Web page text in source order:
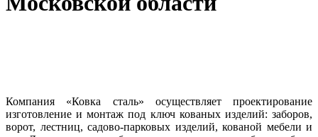
Компания «Ковка сталь» осуществляет проектирование
изготовление и монтаж под ключ кованых изделий: заборов,
ворот, лестниц, садово-парковых изделий, кованой мебели и